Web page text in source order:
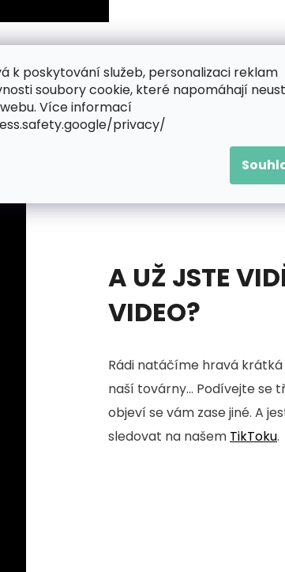
k poskytování služeb, personalizaci reklam
soubory cookie, které napomáhají
Více informací
privacy/
A UŽ JSTE
VIDEO?
Rádi natáčíme hravá krátká
naší továrny... Podívejte se
objeví se vám zase jiné. A
sledovat na našem TikToku.